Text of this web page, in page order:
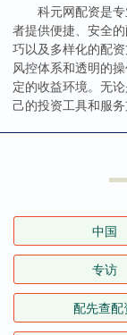
科元网配资是
者提供便捷、安全
巧以及多样化的配
风控体系和透明的
定的收益环境。无
己的投资工具和服
中国
专访
配先查配